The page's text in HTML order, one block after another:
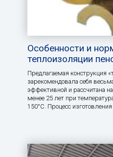
Особенности и
теплоизоляции
Предлагаемая конструкция
зарекомендовала себя
эффективной и рассчитана
менее 25 лет при
150°С. Процесс изготовления